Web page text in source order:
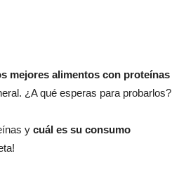
mejores alimentos con proteínas
¿A qué esperas para probarlos?
y cuál es su consumo